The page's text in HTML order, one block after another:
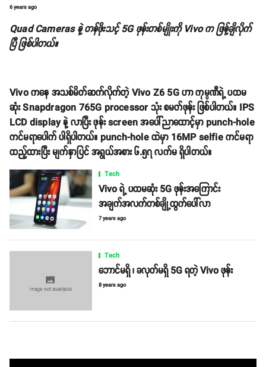
6 years ago
Quad Cameras နဲ့ တန်ဖိုးသင့် 5G ဖုန်းတစ်မျိုးကို Vivo က ဖြန့်ချိလိုက်
ပြီ ဖြစ်ပါတယ်။
Vivo ကနေ အသစ်မိတ်ဆက်လိုက်တဲ့ Vivo Z6 5G ဟာ ကုမ္ပဏီရဲ့ ပထမ
ဆုံး Snapdragon 765G processor သုံး စမတ်ဖုန်း ဖြစ်ပါတယ်။ IPS
LCD display နဲ့ လာပြီး ဖုန်း screen အပေါ်ညာထောင့်မှာ punch-hole
ကင်မရာပေါက် ပါရှိပါတယ်။ punch-hole ထဲမှာ 16MP selfie ကင်မရာ
ထည့်ထားပြီး မျက်နှာပြင် အရွယ်အစား ၆.၅၇ လက်မ ရှိပါတယ်။
Tech
Vivo ရဲ့ ပထမဆုံး 5G ဖုန်းအကြောင်း
အချက်အလက်တစ်ချို့ထွက်ပေါ်လာ
7 years ago
Tech
ဘောင်မရှိ ၊ ခလုတ်မရှိ 5G ရတဲ့ Vivo ဖုန်း
8 years ago